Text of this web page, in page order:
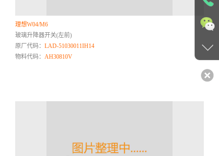
理想W04/M6
玻璃升降器开关(左前)
原厂代码：LAD-51030011IH14
物料代码：AH30810V